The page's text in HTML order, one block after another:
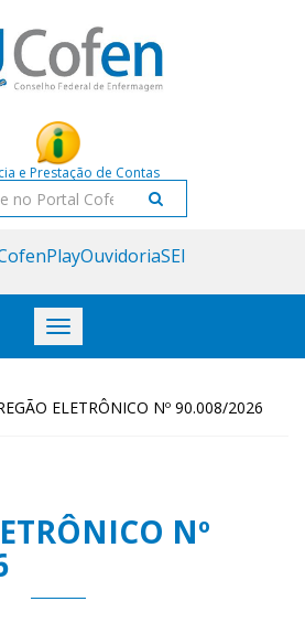
e Prestação de Contas
OuvidoriaSEI
Toggle
navigation
ELETRÔNICO Nº 90.008/2026
Nº